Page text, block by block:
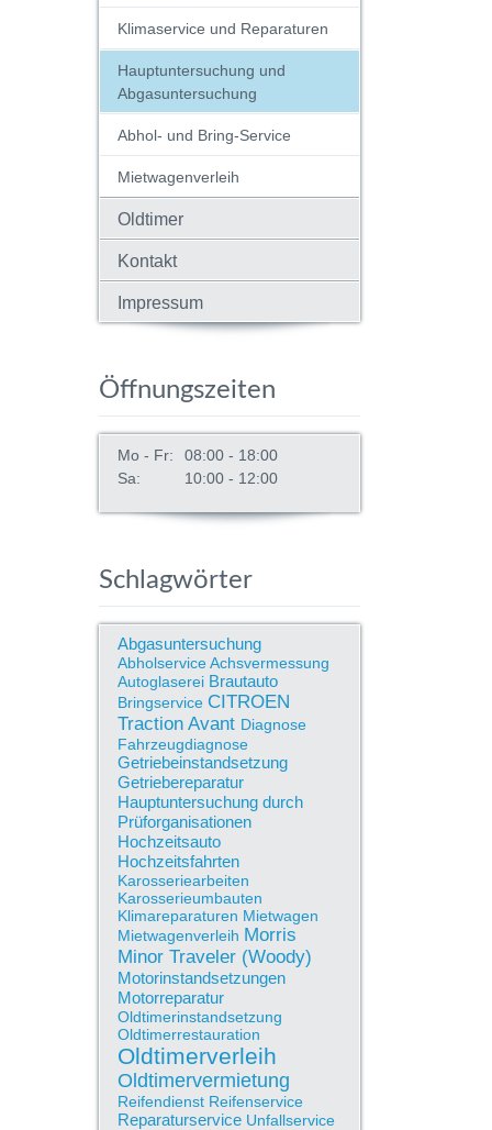
Klimaservice und Reparaturen
Hauptuntersuchung und
Abgasuntersuchung
Abhol- und Bring-Service
Mietwagenverleih
Oldtimer
Kontakt
Impressum
Öffnungszeiten
Mo - Fr:
08:00 - 18:00
Sa:
10:00 - 12:00
Schlagwörter
Abgasuntersuchung
AbholserviceAchsvermessung
Autoglaserei Brautauto
Bringservice CITROEN
Traction Avant Diagnose
Fahrzeugdiagnose
Getriebeinstandsetzung
Getriebereparatur
Hauptuntersuchung durch
Prüforganisationen
Hochzeitsauto
Hochzeitsfahrten
Karosseriearbeiten
Karosserieumbauten
Klimareparaturen Mietwagen
Mietwagenverleih Morris
Minor Traveler (Woody)
Motorinstandsetzungen
Motorreparatur
Oldtimerinstandsetzung
Oldtimerrestauration
Oldtimerverleih
Oldtimervermietung
Reifendienst Reifenservice
Reparaturservice Unfallservice